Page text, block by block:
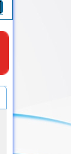
la prolongation